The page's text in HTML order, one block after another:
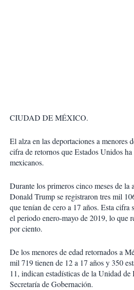
CIUDAD DE MÉXICO.
El alza en las deportaciones a menores
cifra de retornos que Estados Unidos
mexicanos.
Durante los primeros cinco meses de la
Donald Trump se registraron tres mil
que tenían de cero a 17 años. Esta
el periodo enero-mayo de 2019, lo que
por ciento.
De los menores de edad retornados a
mil 719 tienen de 12 a 17 años y 350
11, indican estadísticas de la Unidad
Secretaría de Gobernación.